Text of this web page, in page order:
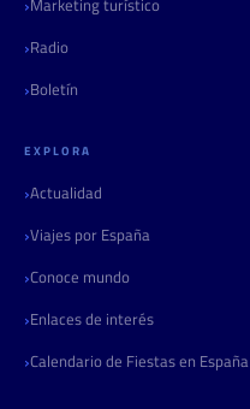
Radio
Boletín
EXPLORA
Actualidad
Viajes por España
Conoce mundo
Enlaces de interés
Calendario de Fiestas en España